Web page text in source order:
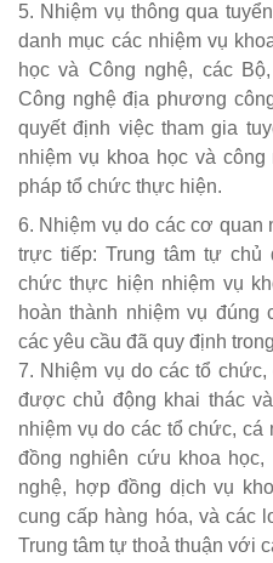
5. Nhiệm vụ thông qua
danh mục các nhiệm vụ
học và Công nghệ, các
Công nghệ địa phương
quyết định việc tham gia
nhiệm vụ khoa học và
pháp tổ chức thực hiện.
6. Nhiệm vụ do các cơ quan
trực tiếp: Trung tâm tự chủ
chức thực hiện nhiệm vụ
hoàn thành nhiệm vụ
các yêu cầu đã quy định
7. Nhiệm vụ do các tổ
được chủ động khai thác
nhiệm vụ do các tổ chức,
đồng nghiên cứu khoa
nghệ, hợp đồng dịch vụ
cung cấp hàng hóa, và các
Trung tâm tự thoả thuận với